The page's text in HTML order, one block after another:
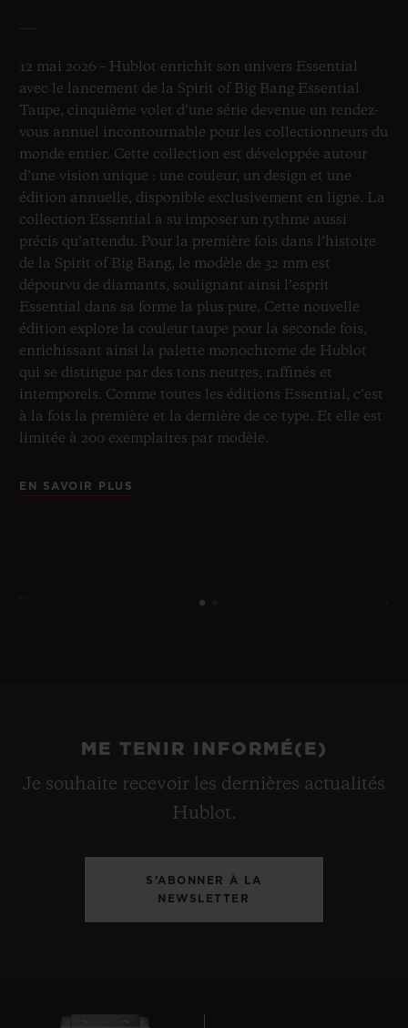
12 mai 2026 – Hublot enrichit son univers Essential
avec le lancement de la Spirit of Big Bang Essential
Taupe, cinquième volet d’une série devenue un rendez-
vous annuel incontournable pour les collectionneurs du
monde entier. Cette collection est développée autour
d’une vision unique : une couleur, un design et une
édition annuelle, disponible exclusivement en ligne. La
collection Essential a su imposer un rythme aussi
précis qu’attendu. Pour la première fois dans l’histoire
de la Spirit of Big Bang, le modèle de 32 mm est
dépourvu de diamants, soulignant ainsi l’esprit
Essential dans sa forme la plus pure. Cette nouvelle
édition explore la couleur taupe pour la seconde fois,
enrichissant ainsi la palette monochrome de Hublot
qui se distingue par des tons neutres, raffinés et
intemporels. Comme toutes les éditions Essential, c’est
à la fois la première et la dernière de ce type. Et elle est
limitée à 200 exemplaires par modèle.
EN SAVOIR PLUS
ME TENIR INFORMÉ(E)
Je souhaite recevoir les dernières actualités
Hublot.
S’ABONNER À LA
NEWSLETTER